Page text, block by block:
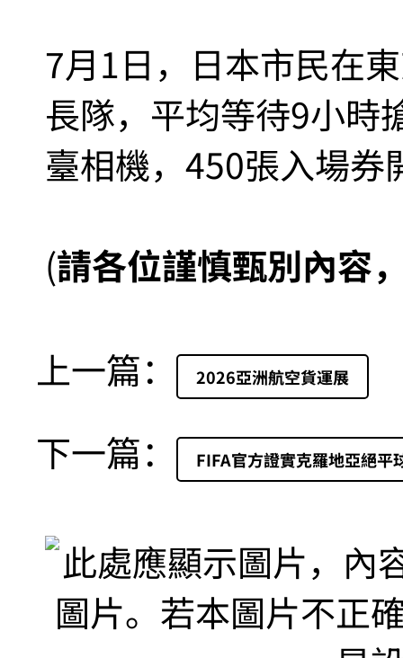
7月1日，日本市民在
長隊，平均等待9小時
臺相機，450張入場券
(請各位謹慎甄別內容
上一篇： 2026亞洲航空貨運展
下一篇： FIFA官方證實克羅地亞絕平